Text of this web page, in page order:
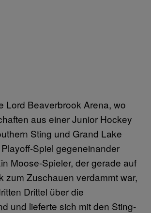
Lord Beaverbrook Arena, wo
aus einer Junior Hockey
Sting und Grand Lake
Spiel gegeneinander
Moose-Spieler, der gerade auf
zum Zuschauen verdammt war,
Drittel über die
und lieferte sich mit den Sting-